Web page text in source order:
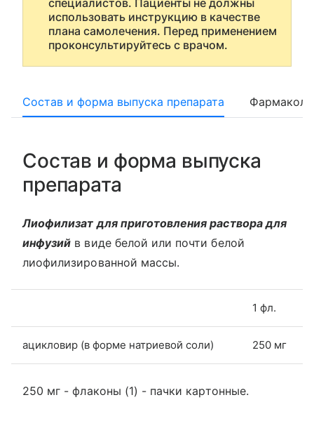
специалистов. Пациенты не должны
использовать инструкцию в качестве
плана самолечения. Перед применением
проконсультируйтесь с врачом.
Состав и форма выпуска препарата
Состав и форма выпуска
препарата
Лиофилизат для приготовления раствора для
инфузий в виде белой или почти белой
лиофилизированной массы.
1 фл.
ацикловир (в форме натриевой соли) 250 мг
250 мг - флаконы (1) - пачки картонные.